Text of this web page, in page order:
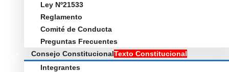
Ley Nº21533
Reglamento
Comité de Conducta
Preguntas Frecuentes
Consejo ConstitucionalTexto Constitucional
Integrantes